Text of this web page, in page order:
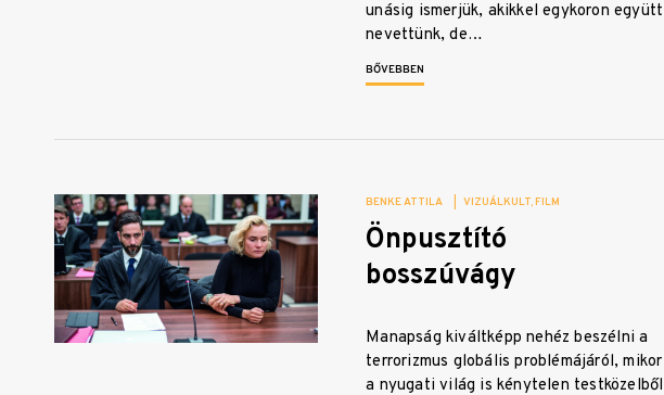
unásig ismerjük, akikkel egykoron együtt
nevettünk, de…
BŐVEBBEN
BENKE ATTILA VIZUÁLKULT FILM
Önpusztító
bosszúvágy
Manapság kiváltképp nehéz beszélni a
terrorizmus globális problémájáról, mikor
a nyugati világ is kénytelen testközelből